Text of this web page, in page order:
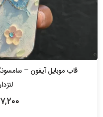
قاب موبایل آیفون –
لنزدار